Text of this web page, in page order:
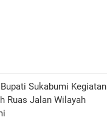
Sukabumi Kegiatan
Ruas Jalan Wilayah